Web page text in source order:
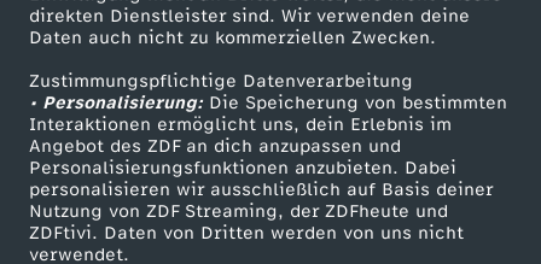
direkten Dienstleister sind. Wir verwenden deine
Daten auch nicht zu kommerziellen Zwecken.
Zustimmungspflichtige Datenverarbeitung
• Personalisierung:Die Speicherung von bestimmten
Interaktionen ermöglicht uns, dein Erlebnis im
Angebot des ZDF an dich anzupassen und
Personalisierungsfunktionen anzubieten. Dabei
personalisieren wir ausschließlich auf Basis deiner
Nutzung von ZDF Streaming, der ZDFheute und
ZDFtivi. Daten von Dritten werden von uns nicht
verwendet.
g
e
r
a
r
Smart TV
ZDFtext
Livestreams
Sendungen A-Z
TV-Programm
Kontakt zum ZDF
Tickets
Zuschauerservice
Hilfe